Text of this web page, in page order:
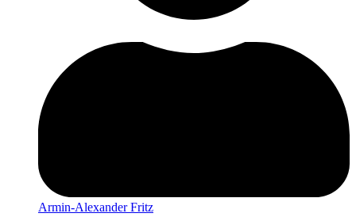
Armin-Alexander Fritz